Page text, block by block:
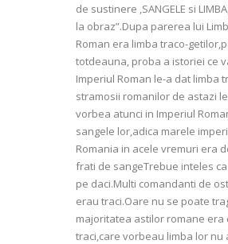
de sustinere ,SANGELE si
la obraz”.Dupa parerea lui
Roman era limba traco-
totdeauna, proba a istoriei ce
Imperiul Roman le-a dat limba
stramosii romanilor de astazi
vorbea atunci in Imperiul
sangele lor,adica marele
Romania in acele vremuri era
frati de sangeTrebue inteles
pe daci.Multi comandanti de
erau traci.Oare nu se poate
majoritatea astilor romane era
traci,care vorbeau limba lor nu